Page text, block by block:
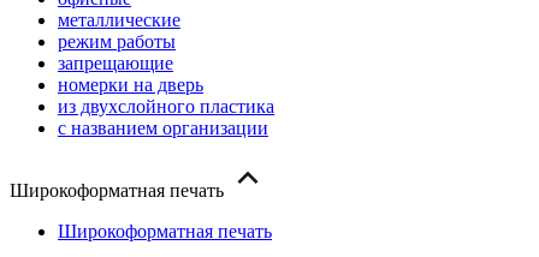
металлические
режим работы
запрещающие
номерки на дверь
из двухслойного пластика
с названием организации
Широкоформатная печать
Широкоформатная печать